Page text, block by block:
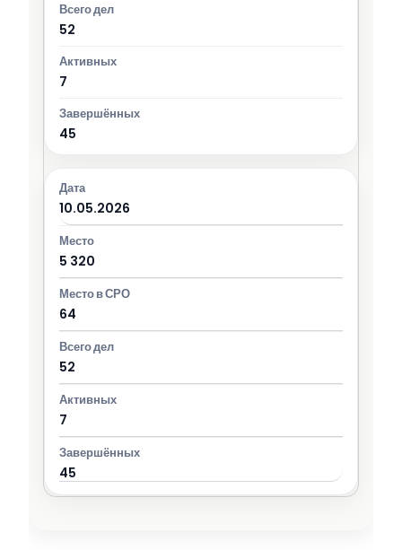
52
7
45
10.05.2026
5 320
64
52
7
45